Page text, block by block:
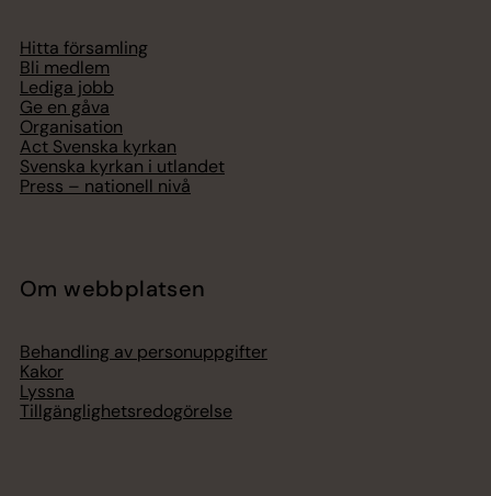
Hitta församling
Bli medlem
Lediga jobb
Ge en gåva
Organisation
Act Svenska kyrkan
Svenska kyrkan i utlandet
Press – nationell nivå
Om webbplatsen
Behandling av personuppgifter
Kakor
Lyssna
Tillgänglighetsredogörelse